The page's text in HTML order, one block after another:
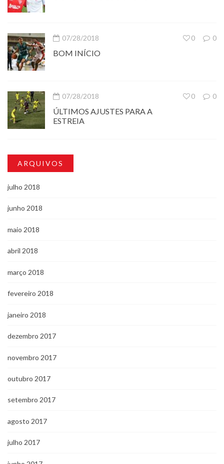
07/28/2018 0
0
BOM INÍCIO
07/28/2018 0
0
ÚLTIMOS AJUSTES PARA A
ESTREIA
ARQUIVOS
julho 2018
junho 2018
maio 2018
abril 2018
março 2018
fevereiro 2018
janeiro 2018
dezembro 2017
novembro 2017
outubro 2017
setembro 2017
agosto 2017
julho 2017